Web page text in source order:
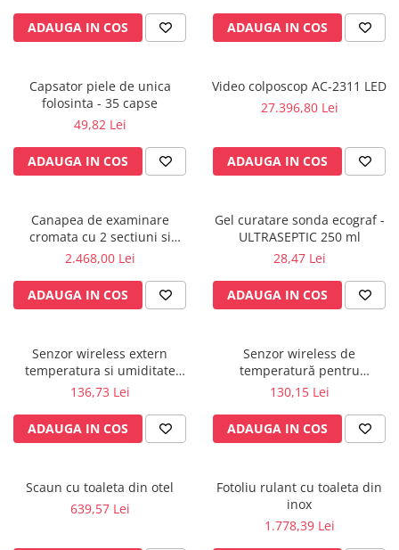
Cabluri conectare electrozi neutri
Electrozi neutri
Radiocautere
Aspiratoare de fum
Criocautere
Consumabile medicale si Accesorii
Hartie
Accesorii pentru perfuzie
Geluri
Filtre antibacteriene si antivirale
Ochelari de protectie
Gel ECO
Cabluri EKG (10 fire)
Electrozi ECG / EKG
Sonde TOCO
Vase
Spirometrie
ADAUGA IN COS ADAUGA IN COS
Capsator piele de unica
folosinta - 35 capse
49,82 Lei
ADAUGA IN COS
Video colposcop AC-2311 LED
27.396,80 Lei
ADAUGA IN COS
Canapea de examinare
cromata cu 2 sectiuni si
suport rola inclus
2.468,00 Lei
ADAUGA IN COS
Gel curatare sonda ecograf -
ULTRASEPTIC 250 ml
28,47 Lei
ADAUGA IN COS
Senzor wireless extern
temperatura si umiditate
pentru KLIMALOGG PRO -
136,73 Lei
ADAUGA IN COS
Senzor wireless de
temperatură pentru
KlimaLogg Pro - 30.3181IT
130,15 Lei
ADAUGA IN COS
Scaun cu toaleta din otel
639,57 Lei
Fotoliu rulant cu toaleta din
inox
1.778,39 Lei